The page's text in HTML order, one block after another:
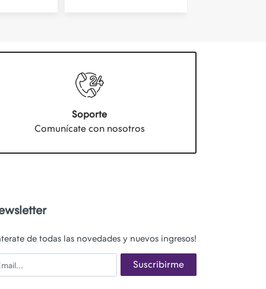
Soporte
Comunícate con nosotros
de todas las novedades y nuevos ingresos!
Suscribirme